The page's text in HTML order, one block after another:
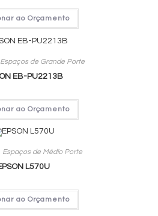
ao Orçamento
Espaços de Grande Porte
EB-PU2213B
ao Orçamento
Espaços de Médio Porte
L570U
ao Orçamento